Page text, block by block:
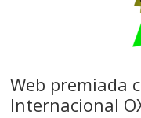
Web premiada
Internacional